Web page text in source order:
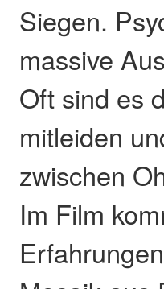
Siegen.
massive
Oft sind es
mitleiden
zwischen
Im Film